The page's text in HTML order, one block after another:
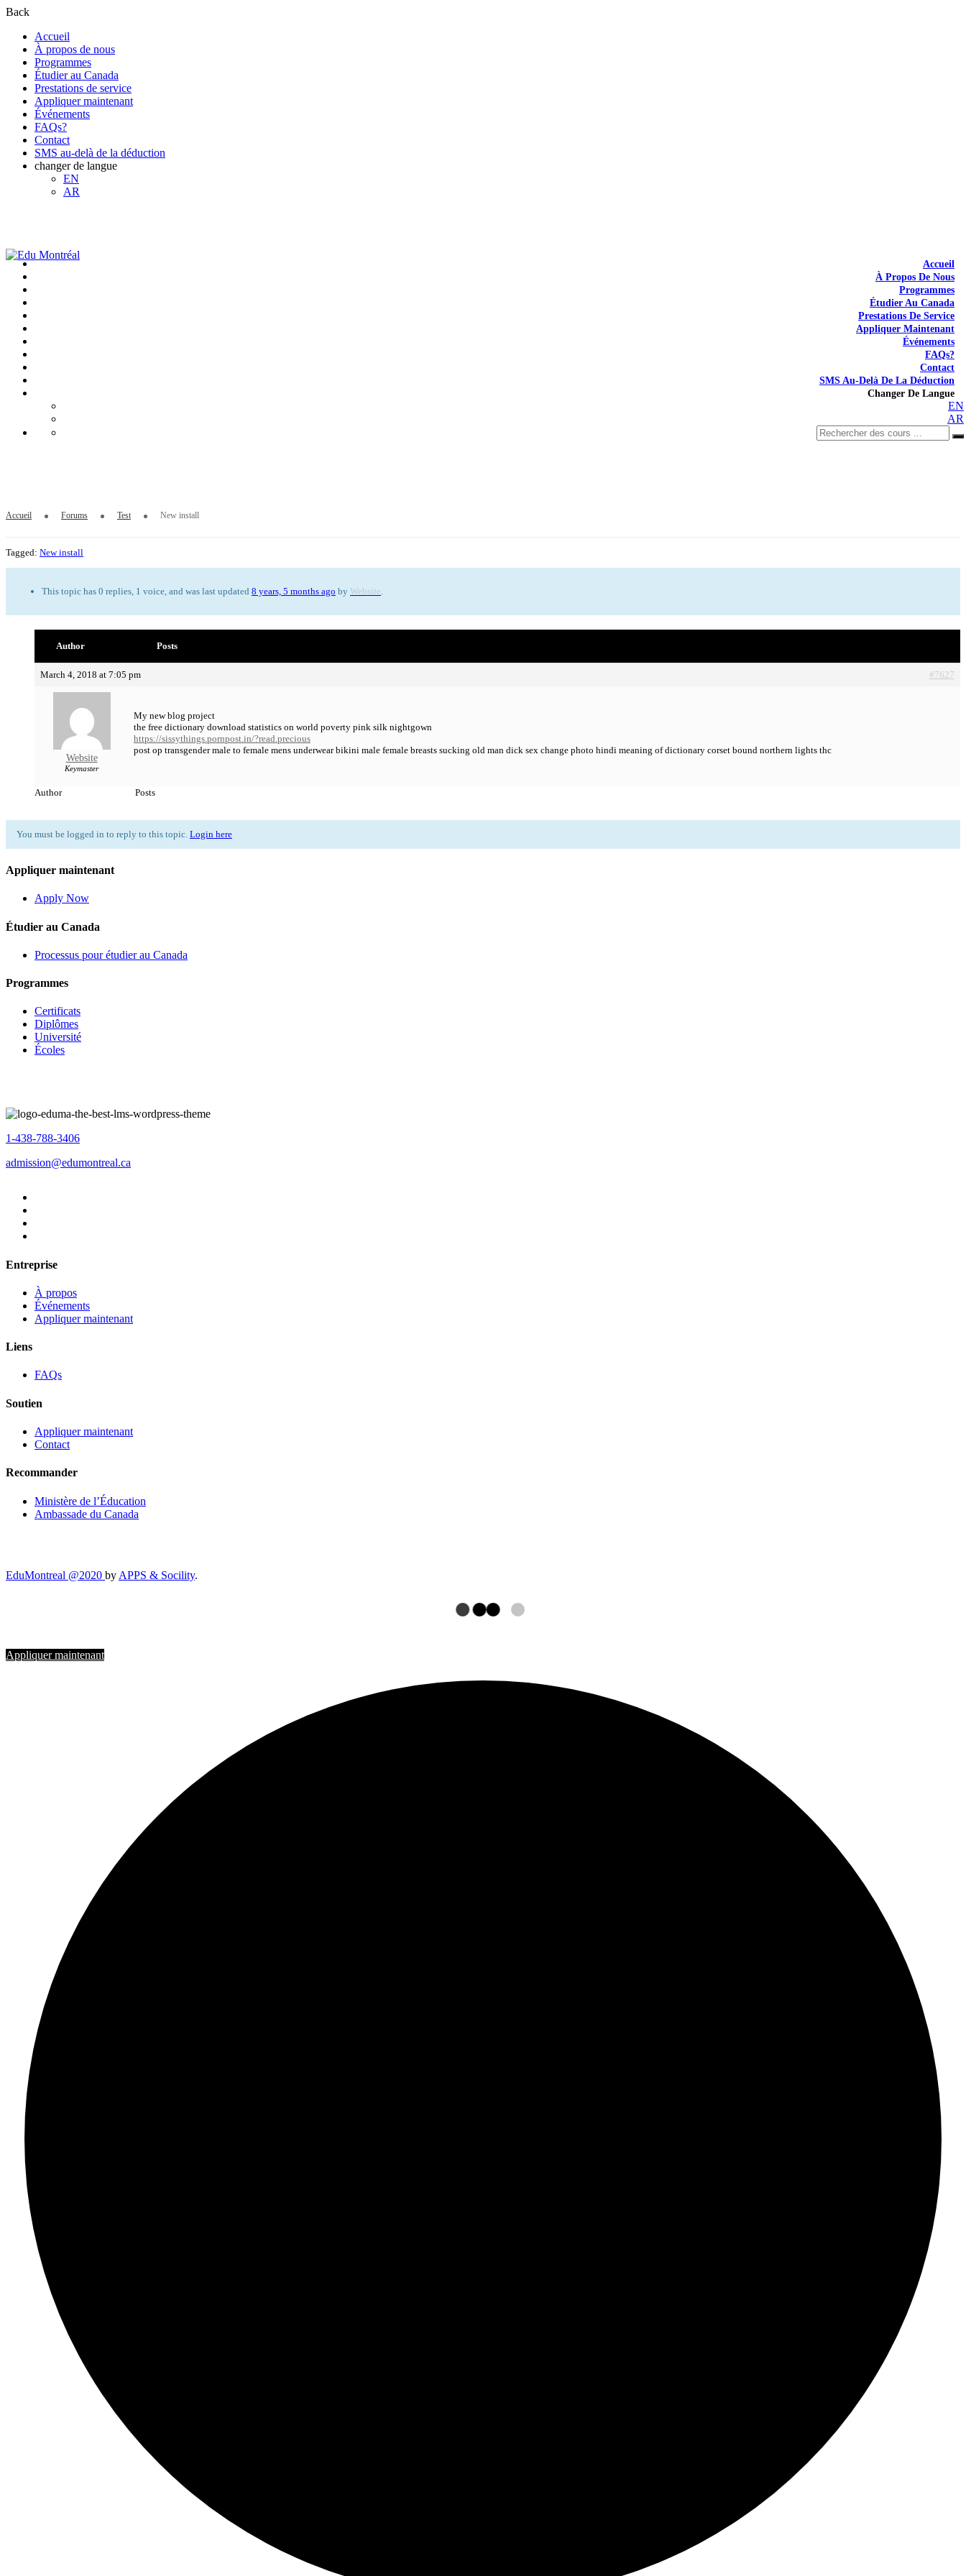
Back
Accueil
À propos de nous
Programmes
Étudier au Canada
Prestations de service
Appliquer maintenant
Événements
FAQs?
Contact
SMS au-delà de la déduction
changer de langue
EN
AR
Accueil
À Propos De Nous
Programmes
Étudier Au Canada
Prestations De Service
Appliquer Maintenant
Événements
FAQs?
Contact
SMS Au-Delà De La Déduction
Changer De Langue
EN
AR
Accueil Forums Test New install
Tagged: New install
This topic has 0 replies, 1 voice, and was last updated 8 years, 5 months ago by Website
Author Posts
March 4, 2018 at 7:05 pm #7627
Website
Keymaster
My new blog project
the free dictionary download statistics on world poverty pink silk nightgown
https://sissythings.pornpost.in/?read.precious
post op transgender male to female mens underwear bikini male female breasts sucking old man dick sex change photo hindi meaning of dictionary corset bound northern lights thc
Author Posts
You must be logged in to reply to this topic. Login here
Appliquer maintenant
Apply Now
Étudier au Canada
Processus pour étudier au Canada
Programmes
Certificats
Diplômes
Université
Écoles
1-438-788-3406
admission@edumontreal.ca
Entreprise
À propos
Événements
Appliquer maintenant
Liens
FAQs
Soutien
Appliquer maintenant
Contact
Recommander
Ministère de l’Éducation
Ambassade du Canada
EduMontreal @2020 by APPS & Socility.
Appliquer maintenant